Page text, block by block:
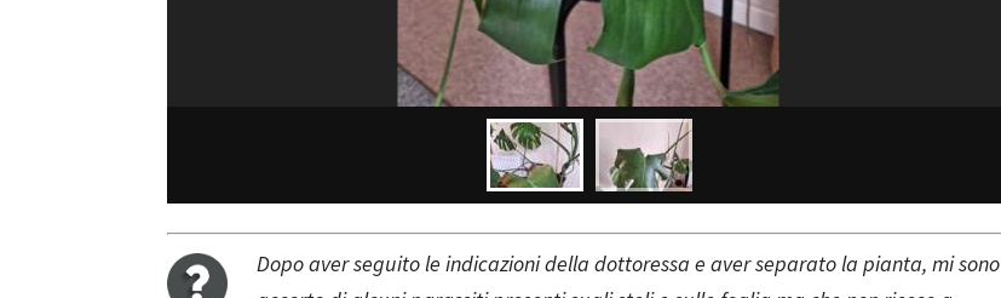
Dopo aver seguito le indicazioni della dottoressa e aver separato la pianta, mi sono